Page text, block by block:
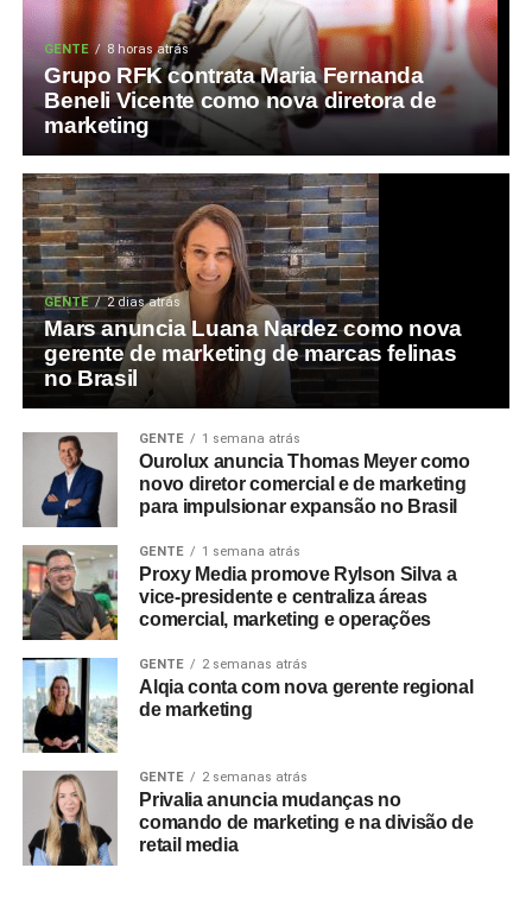
GENTE 8 horas atrás
Grupo RFK contrata Maria Fernanda
Beneli Vicente como nova diretora de
marketing
GENTE 2 dias atrás
Mars anuncia Luana Nardez como nova
gerente de marketing de marcas felinas
no Brasil
GENTE 1 semana atrás
Ourolux anuncia Thomas Meyer como
novo diretor comercial e de marketing
para impulsionar expansão no Brasil
GENTE 1 semana atrás
Proxy Media promove Rylson Silva a
vice-presidente e centraliza áreas
comercial, marketing e operações
GENTE 2 semanas atrás
Alqia conta com nova gerente regional
de marketing
GENTE 2 semanas atrás
Privalia anuncia mudanças no
comando de marketing e na divisão de
retail media